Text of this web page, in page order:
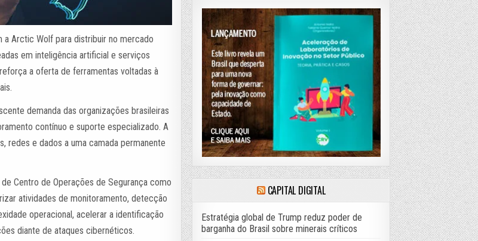
a Arctic Wolf para distribuir no mercado
em inteligência artificial e serviços
a oferta de ferramentas voltadas à
demanda das organizações brasileiras
contínuo e suporte especializado. A
redes e dados a uma camada permanente
Centro de Operações de Segurança como
atividades de monitoramento, detecção
operacional, acelerar a identificação
diante de ataques cibernéticos.
CAPITAL DIGITAL
Estratégia global de Trump reduz poder de
barganha do Brasil sobre minerais críticos